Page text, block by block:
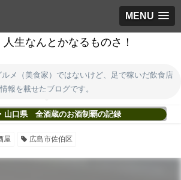
MENU
人生なんとかなるものさ！
メ（美食家）ではないけど、足で稼いだ飲食店
情報を載せたブログです。
山口県 全酒蔵のお酒制覇の記録
屋 広島市佐伯区